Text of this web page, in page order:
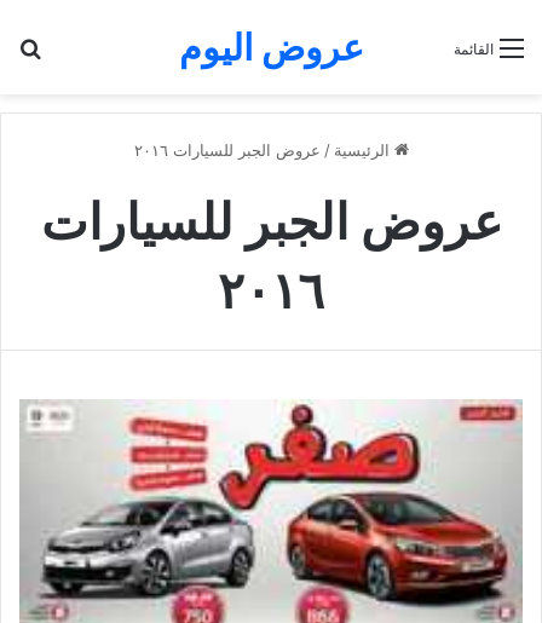
عروض اليوم القائمة
الرئيسية / عروض الجبر للسيارات ٢٠١٦
عروض الجبر للسيارات
٢٠١٦